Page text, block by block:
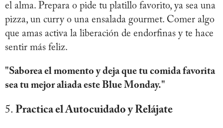
el alma. Prepara o pide tu platillo favorito, ya sea una
pizza, un curry o una ensalada gourmet. Comer algo
que amas activa la liberación de endorfinas y te hace
sentir más feliz.
"Saborea el momento y deja que tu comida favorita
sea tu mejor aliada este Blue Monday."
5. Practica el Autocuidado y Relájate